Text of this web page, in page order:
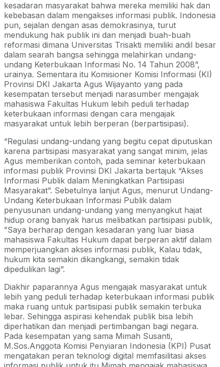
kesadaran masyarakat bahwa mereka memiliki hak dan
kebebasan dalam mengakses informasi publik. Indonesia
pun, sejalan dengan asas demokrasinya, turut
mendukung hak publik ini dan menjadi buah-buah
reformasi dimana Universitas Trisakti memiliki andil besar
dalam searah bangsa sehingga melahirkan undang-
undang Keterbukaan Informasi No. 14 Tahun 2008”,
urainya. Sementara itu Komisioner Komisi Informasi (KI)
Provinsi DKI Jakarta Agus Wijayanto yang pada
kesempatan tersebut menjadi narasumber mengajak
mahasiswa Fakultas Hukum lebih peduli terhadap
keterbukaan informasi dengan cara mengajak
masyarakat untuk lebih berperan (berpartisipasi).
“Regulasi undang-undang yang begitu cepat diputuskan
karena partisipasi masyarakat yang sangat minim, jelas
Agus memberikan contoh, pada seminar keterbukaan
informasi publik Provinsi DKI Jakarta bertajuk “Akses
Informasi Publik dalam Meningkatkan Partisipasi
Masyarakat”. Sebetulnya lanjut Agus, menurut Undang-
Undang Keterbukaan Informasi Publik dalam
penyusunan undang-undang yang menyangkut hajat
hidup orang banyak harus melibatkan partisipasi publik,
”Saya berharap dengan kesadaran yang luar biasa
mahasiswa Fakultas Hukum dapat berperan aktif dalam
memperjuangkan akses informasi publik, Kalau tidak,
hukum kita semakin dikangkangi, semakin tidak
dipedulikan lagi”.
Diakhir paparannya Agus mengajak masyarakat untuk
lebih yang peduli terhadap keterbukaan informasi publik
maka ruang untuk partisipasi publik semakin terbuka
lebar. Sehingga aspirasi kehendak publik bisa lebih
diperhatikan dan menjadi pertimbangan bagi negara.
Pada kesempatan yang sama Mimah Susanti,
M.Sos.Anggota Komisi Penyiaran Indonesia (KPI) Pusat
mengatakan peran teknologi digital memfasilitasi akses